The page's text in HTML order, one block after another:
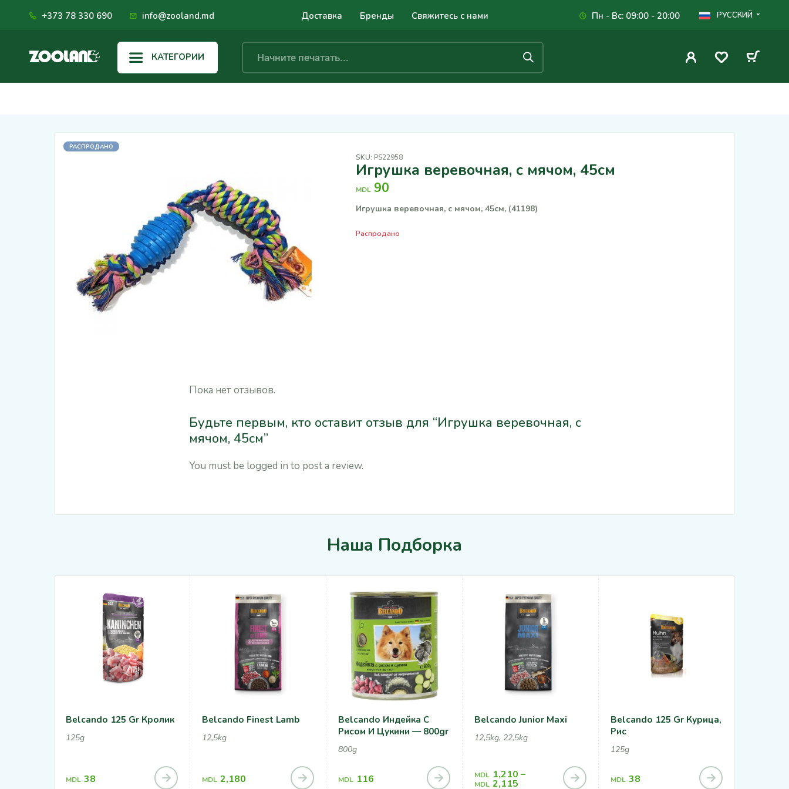
+373 78 330 690 info@zooland.md Доставка Бренды Свяжитесь с нами Пн - Вс: 09:00 - 20:00 РУССКИЙ
КАТЕГОРИИ
РАСПРОДАНО
SKU: PS22958
Игрушка веревочная, с мячом, 45см
MDL 90
Игрушка веревочная, с мячом, 45см, (41198)
Распродано
Пока нет отзывов.
Будьте первым, кто оставит отзыв для “Игрушка веревочная, с
мячом, 45см”
You must be logged in to post a review.
Наша Подборка
Belcando 125 Gr Кролик
125g
MDL 38
Belcando Finest Lamb
12,5kg
MDL 2,180
Belcando Индейка С
Рисом И Цукини — 800gr
800g
MDL 116
Belcando Junior Maxi
12,5kg, 22,5kg
MDL 1,210 –
MDL 2,115
Belcando 125 Gr Курица,
Рис
125g
MDL 38